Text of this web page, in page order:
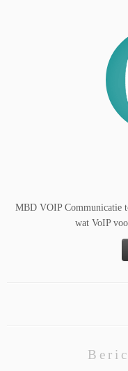
MBD VOIP Communicatie
wat VoIP